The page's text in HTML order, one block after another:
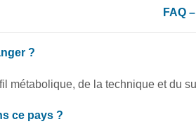
FAQ
?
métabolique, de la technique et du
ce pays ?